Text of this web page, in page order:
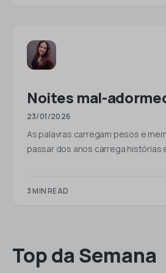
Noites mal-
23/01/2026
As palavras carregam pesos e
passar dos anos carrega histórias
3 MIN READ
Top da Semana